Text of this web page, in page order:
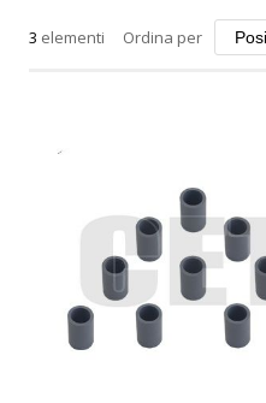
3 elementi Ordina per